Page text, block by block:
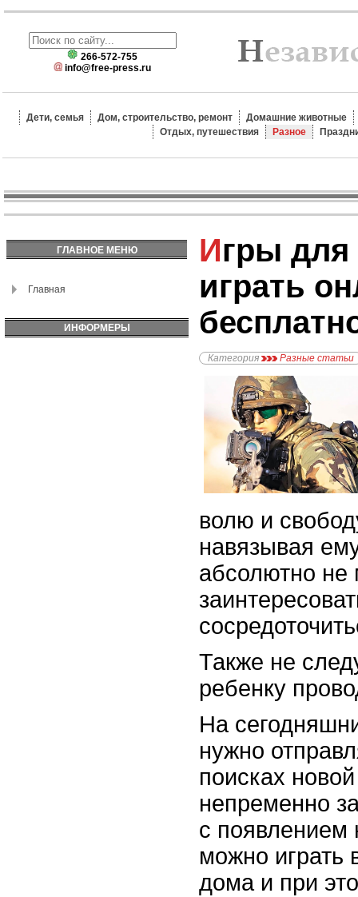
266-572-755
info@free-press.ru
Дети, семья Дом, строительство, ремонт
Домашние животные
Отдых, путешествия
Разное
ГЛАВНОЕ МЕНЮ
Главная
ИНФОРМЕРЫ
Игры для мальчиков -
играть
Категория Разные статьи
волю и
навязывая
абсолютно не
Также не
ребенку
На
нужно
поисках
непременно
с появлением
можно играть
дома и при